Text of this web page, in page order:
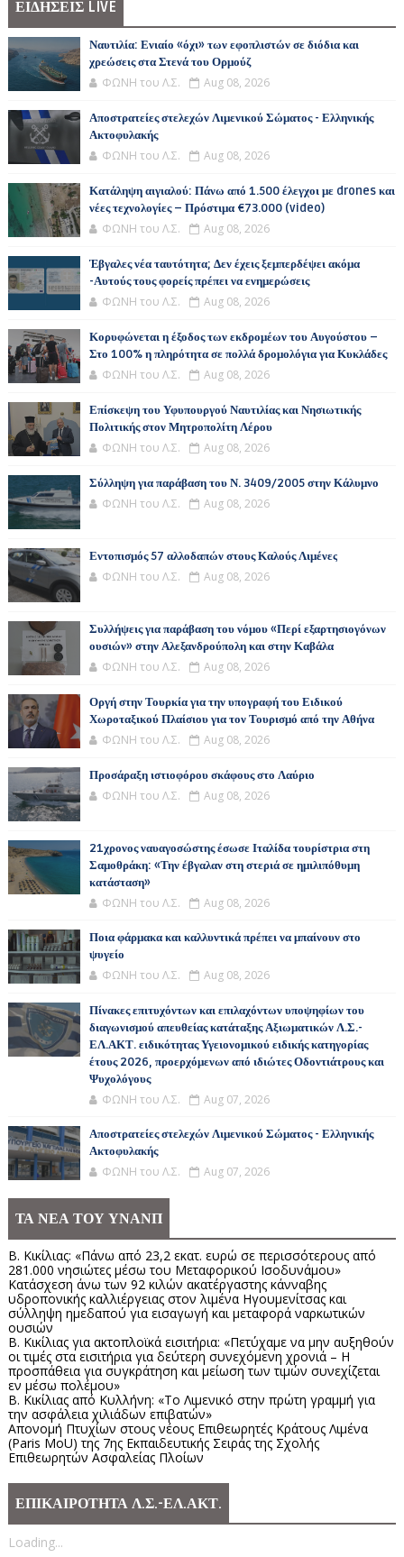
ΕΙΔΗΣΕΙΣ LIVE
Ναυτιλία: Ενιαίο «όχι» των εφοπλιστών σε διόδια και
χρεώσεις στα Στενά του Ορμούζ
ΦΩΝΗ του Λ.Σ. Aug 08, 2026
Αποστρατείες στελεχών Λιμενικού Σώματος - Ελληνικής
Ακτοφυλακής
ΦΩΝΗ του Λ.Σ. Aug 08, 2026
Κατάληψη αιγιαλού: Πάνω από 1.500 έλεγχοι με drones και
νέες τεχνολογίες – Πρόστιμα €73.000 (video)
ΦΩΝΗ του Λ.Σ. Aug 08, 2026
Έβγαλες νέα ταυτότητα; Δεν έχεις ξεμπερδέψει ακόμα
-Αυτούς τους φορείς πρέπει να ενημερώσεις
ΦΩΝΗ του Λ.Σ. Aug 08, 2026
Κορυφώνεται η έξοδος των εκδρομέων του Αυγούστου –
Στο 100% η πληρότητα σε πολλά δρομολόγια για Κυκλάδες
ΦΩΝΗ του Λ.Σ. Aug 08, 2026
Επίσκεψη του Υφυπουργού Ναυτιλίας και Νησιωτικής
Πολιτικής στον Μητροπολίτη Λέρου
ΦΩΝΗ του Λ.Σ. Aug 08, 2026
Σύλληψη για παράβαση του Ν. 3409/2005 στην Κάλυμνο
ΦΩΝΗ του Λ.Σ. Aug 08, 2026
Εντοπισμός 57 αλλοδαπών στους Καλούς Λιμένες
ΦΩΝΗ του Λ.Σ. Aug 08, 2026
Συλλήψεις για παράβαση του νόμου «Περί εξαρτησιογόνων
ουσιών» στην Αλεξανδρούπολη και στην Καβάλα
ΦΩΝΗ του Λ.Σ. Aug 08, 2026
Οργή στην Τουρκία για την υπογραφή του Ειδικού
Χωροταξικού Πλαίσιου για τον Τουρισμό από την Αθήνα
ΦΩΝΗ του Λ.Σ. Aug 08, 2026
Προσάραξη ιστιοφόρου σκάφους στο Λαύριο
ΦΩΝΗ του Λ.Σ. Aug 08, 2026
21χρονος ναυαγοσώστης έσωσε Ιταλίδα τουρίστρια στη
Σαμοθράκη: «Την έβγαλαν στη στεριά σε ημιλιπόθυμη
κατάσταση»
ΦΩΝΗ του Λ.Σ. Aug 08, 2026
Ποια φάρμακα και καλλυντικά πρέπει να μπαίνουν στο
ψυγείο
ΦΩΝΗ του Λ.Σ. Aug 08, 2026
Πίνακες επιτυχόντων και επιλαχόντων υποψηφίων του
διαγωνισμού απευθείας κατάταξης Αξιωματικών Λ.Σ.-
ΕΛ.ΑΚΤ. ειδικότητας Υγειονομικού ειδικής κατηγορίας
έτους 2026, προερχόμενων από ιδιώτες Οδοντιάτρους και
Ψυχολόγους
ΦΩΝΗ του Λ.Σ. Aug 07, 2026
Αποστρατείες στελεχών Λιμενικού Σώματος - Ελληνικής
Ακτοφυλακής
ΦΩΝΗ του Λ.Σ. Aug 07, 2026
ΤΑ ΝΕΑ ΤΟΥ ΥΝΑΝΠ
Β. Κικίλιας: «Πάνω από 23,2 εκατ. ευρώ σε περισσότερους από
281.000 νησιώτες μέσω του Μεταφορικού Ισοδυνάμου»
Κατάσχεση άνω των 92 κιλών ακατέργαστης κάνναβης
υδροπονικής καλλιέργειας στον λιμένα Ηγουμενίτσας και
σύλληψη ημεδαπού για εισαγωγή και μεταφορά ναρκωτικών
ουσιών
Β. Κικίλιας για ακτοπλοϊκά εισιτήρια: «Πετύχαμε να μην αυξηθούν
οι τιμές στα εισιτήρια για δεύτερη συνεχόμενη χρονιά – Η
προσπάθεια για συγκράτηση και μείωση των τιμών συνεχίζεται
εν μέσω πολέμου»
Β. Κικίλιας από Κυλλήνη: «Το Λιμενικό στην πρώτη γραμμή για
την ασφάλεια χιλιάδων επιβατών»
Απονομή Πτυχίων στους νέους Επιθεωρητές Κράτους Λιμένα
(Paris MoU) της 7ης Εκπαιδευτικής Σειράς της Σχολής
Επιθεωρητών Ασφαλείας Πλοίων
ΕΠΙΚΑΙΡΟΤΗΤΑ Λ.Σ.-ΕΛ.ΑΚΤ.
Loading...